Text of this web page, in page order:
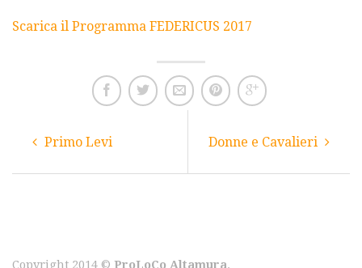
Scarica il Programma FEDERICUS 2017
Primo Levi Donne e Cavalieri
Copyright 2014 © ProLoCo Altamura.